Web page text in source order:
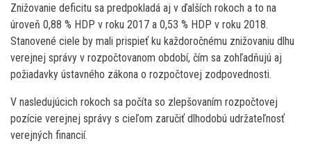
Znižovanie deficitu sa predpokladá aj v ďalších rokoch a to na
úroveň 0,88 % HDP v roku 2017 a 0,53 % HDP v roku 2018.
Stanovené ciele by mali prispieť ku každoročnému znižovaniu dlhu
verejnej správy v rozpočtovanom období, čím sa zohľadňujú aj
požiadavky ústavného zákona o rozpočtovej zodpovednosti.
V nasledujúcich rokoch sa počíta so zlepšovaním rozpočtovej
pozície verejnej správy s cieľom zaručiť dlhodobú udržateľnosť
verejných financií.